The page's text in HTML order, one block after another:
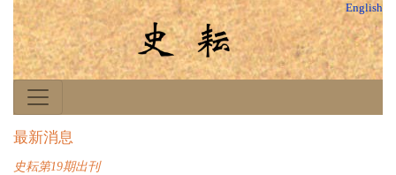
English
最新消息
史耘第19期出刊